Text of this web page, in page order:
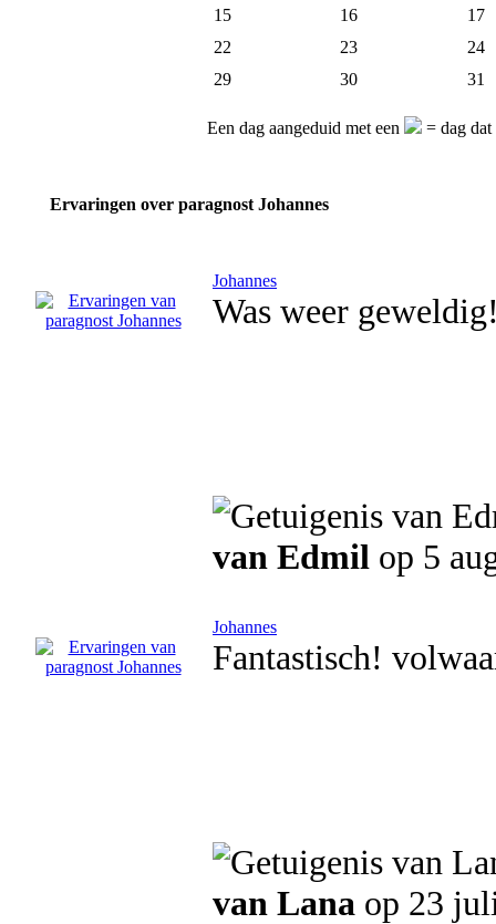
15
16
17
22
23
24
29
30 31
Een dag aangeduid met een = dag dat
Ervaringen over paragnost Johannes
Johannes
Was weer
van Edmil op 5
Johannes
Fantastisch!
van Lana op 23